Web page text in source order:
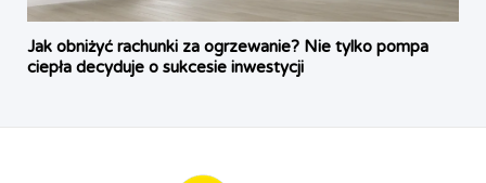
Jak obniżyć rachunki za ogrzewanie? Nie tylko pompa
ciepła decyduje o sukcesie inwestycji